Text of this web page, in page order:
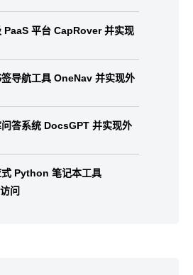
PaaS 平台 CapRover 并实现
导航工具 OneNav 并实现外
答系统 DocsGPT 并实现外
Python 笔记本工具
问